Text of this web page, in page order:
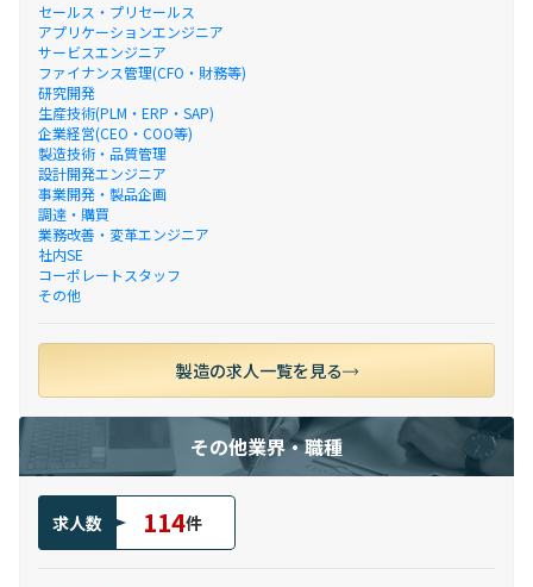
セールス・プリセールス
アプリケーションエンジニア
サービスエンジニア
ファイナンス管理(CFO・財務等)
研究開発
生産技術(PLM・ERP・SAP)
企業経営(CEO・COO等)
製造技術・品質管理
設計開発エンジニア
事業開発・製品企画
調達・購買
業務改善・変革エンジニア
社内SE
コーポレートスタッフ
その他
製造の求人一覧を見る
その他業界・職種
求人数 114件